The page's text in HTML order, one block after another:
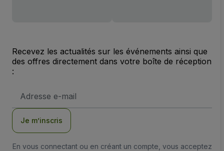
Recevez les actualités sur les événements ainsi que
des offres directement dans votre boîte de réception
:
e-
Je m’inscris
En vous connectant ou en créant un compte, vous acceptez